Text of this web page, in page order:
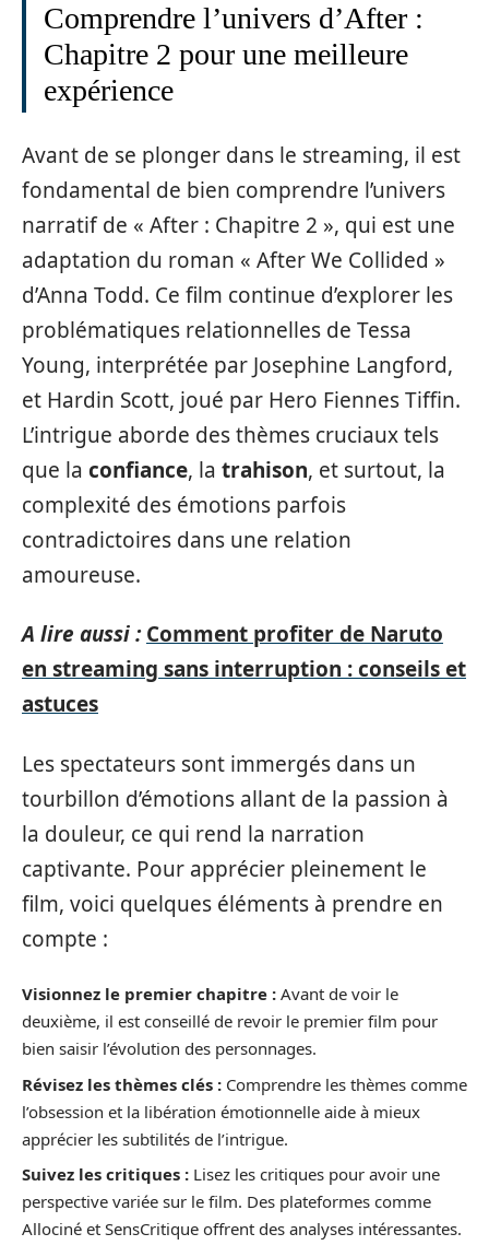
Comprendre l’univers d’After :
Chapitre 2 pour une meilleure
expérience
Avant de se plonger dans le streaming, il est
fondamental de bien comprendre l’univers
narratif de « After : Chapitre 2 », qui est une
adaptation du roman « After We Collided »
d’Anna Todd. Ce film continue d’explorer les
problématiques relationnelles de Tessa
Young, interprétée par Josephine Langford,
et Hardin Scott, joué par Hero Fiennes Tiffin.
L’intrigue aborde des thèmes cruciaux tels
que la confiance, la trahison, et surtout, la
complexité des émotions parfois
contradictoires dans une relation
amoureuse.
A lire aussi : Comment profiter de Naruto
en streaming sans interruption : conseils et
astuces
Les spectateurs sont immergés dans un
tourbillon d’émotions allant de la passion à
la douleur, ce qui rend la narration
captivante. Pour apprécier pleinement le
film, voici quelques éléments à prendre en
compte :
Visionnez le premier chapitre : Avant de voir le
deuxième, il est conseillé de revoir le premier film pour
bien saisir l’évolution des personnages.
Révisez les thèmes clés : Comprendre les thèmes comme
l’obsession et la libération émotionnelle aide à mieux
apprécier les subtilités de l’intrigue.
Suivez les critiques : Lisez les critiques pour avoir une
perspective variée sur le film. Des plateformes comme
Allociné et SensCritique offrent des analyses intéressantes.